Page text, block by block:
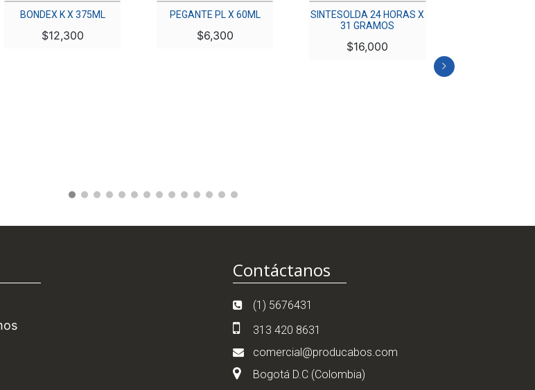
BONDEX K X 375ML
$12,300
PEGANTE PL X 60ML
$6,300
SINTESOLDA 24 HORAS X
31 GRAMOS
$16,000
Contáctanos
(1) 5676431
313 420 8631
comercial@producabos.com
Bogotá D.C (Colombia)